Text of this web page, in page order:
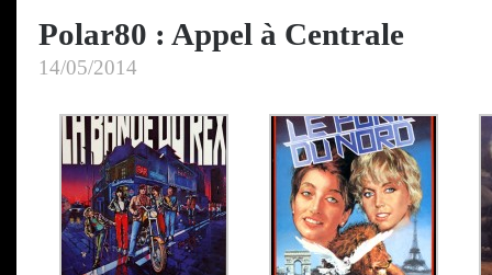
Polar80 : Appel à Centrale
14/05/2014